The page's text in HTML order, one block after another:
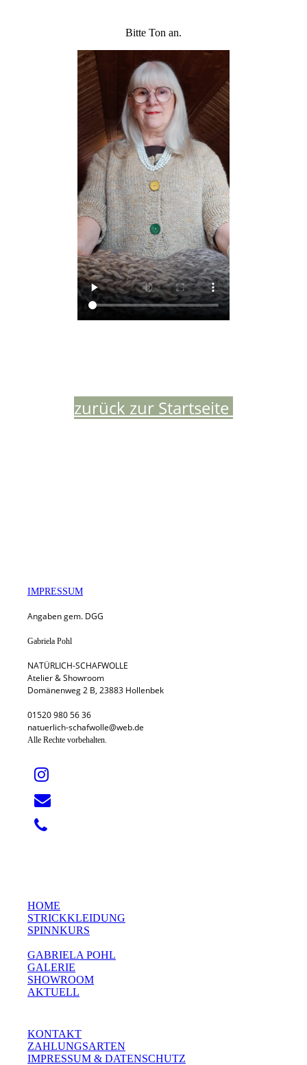
Bitte Ton an.
zurück zur Startseite
IMPRESSUM
Angaben gem. DGG
Gabriela Pohl
NATÜRLICH-SCHAFWOLLE
Atelier & Showroom
Domänenweg 2 B, 23883 Hollenbek
01520 980 56 36
natuerlich-schafwolle@web.de
Alle Rechte vorbehalten.
HOME
STRICKKLEIDUNG
SPINNKURS
GABRIELA POHL
GALERIE
SHOWROOM
AKTUELL
KONTAKT
ZAHLUNGSARTEN
IMPRESSUM & DATENSCHUTZ